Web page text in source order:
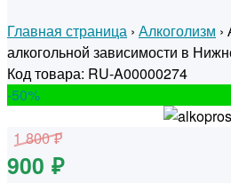
Главная страница › Алкоголизм ›
алкогольной зависимости в
Код товара: RU-A00000274
-50%
1 800 ₽
900 ₽